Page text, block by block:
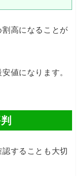
高になることが
値になります。
することも大切